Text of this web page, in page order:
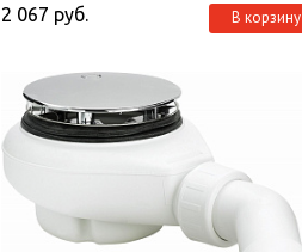
2 067 руб. В корзину